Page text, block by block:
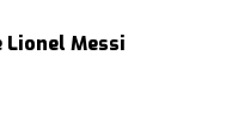
Lionel Messi